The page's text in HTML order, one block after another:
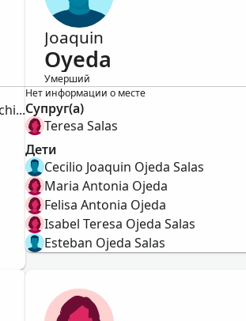
Heigun-mura, Ōshima-gun, Yamaguchi-ken, Japan
Joaquin
Oyeda
Умерший
Мужской
Нет информации о месте
Супруг(а)
Teresa Salas
Дети
Cecilio Joaquin Ojeda Salas
Maria Antonia Ojeda
Felisa Antonia Ojeda
Isabel Teresa Ojeda Salas
Esteban Ojeda Salas